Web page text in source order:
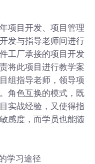
项目开发、项目管理
发与指导老师间进行
工厂承接的项目开发
将此项目进行教学案
组指导老师，领导项
角色互换的模式，既
实战经验，又使得指
感度，而学员也能随
学习途径